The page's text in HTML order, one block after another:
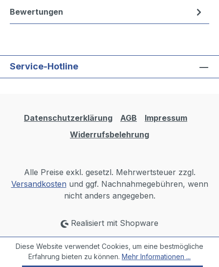
Bewertungen
Service-Hotline
Datenschutzerklärung AGB
Impressum
Widerrufsbelehrung
Alle Preise exkl. gesetzl. Mehrwertsteuer zzgl.
Versandkosten und ggf. Nachnahmegebühren, wenn
nicht anders angegeben.
Realisiert mit Shopware
Diese Website verwendet Cookies, um eine bestmögliche
Erfahrung bieten zu können. Mehr Informationen ...